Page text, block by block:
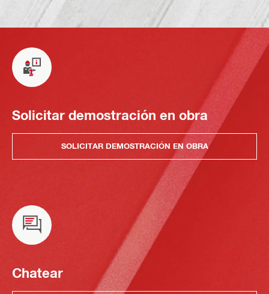
Solicitar demostración en obra
SOLICITAR DEMOSTRACIÓN EN OBRA
Chatear